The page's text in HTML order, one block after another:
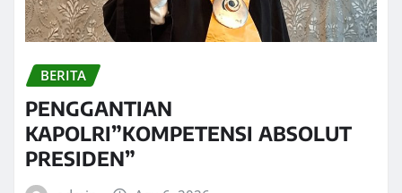
BERITA
PENGGANTIAN
KAPOLRI”KOMPETENSI ABSOLUT
PRESIDEN”